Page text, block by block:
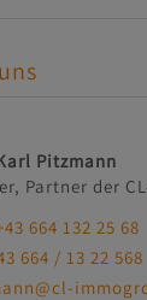
Pitzmann
Partner der
664 132 25 68
664 / 13 22 568